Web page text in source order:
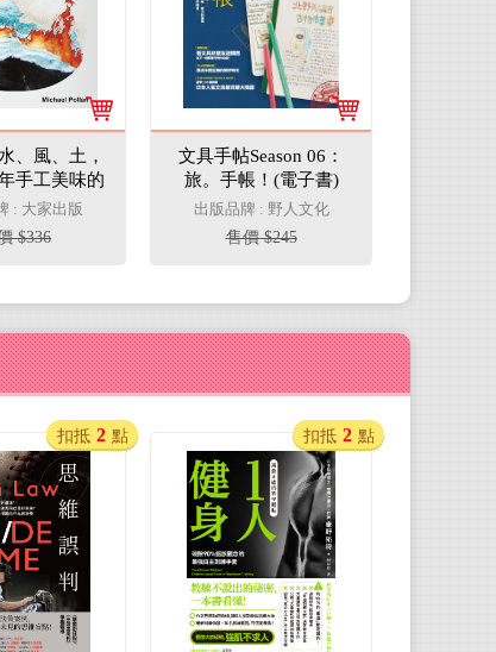
、風、土，
手工美味的
電子書)
: 大家出版
$336
文具手帖Season 06：
旅。手帳！(電子書)
出版品牌 : 野人文化
售價 $245
扣抵 2 點 扣抵 2 點